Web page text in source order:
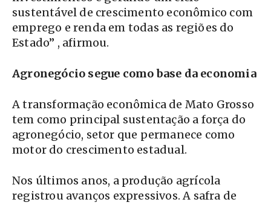
sustentável de crescimento econômico com
emprego e renda em todas as regiões do
Estado” , afirmou.
Agronegócio segue como base da economia
A transformação econômica de Mato Grosso
tem como principal sustentação a força do
agronegócio, setor que permanece como
motor do crescimento estadual.
Nos últimos anos, a produção agrícola
registrou avanços expressivos. A safra de